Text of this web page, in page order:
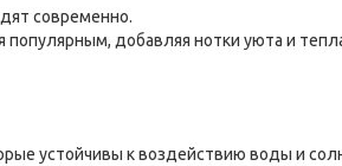
современно.
добавляя нотки уюта и
устойчивы к воздействию воды и